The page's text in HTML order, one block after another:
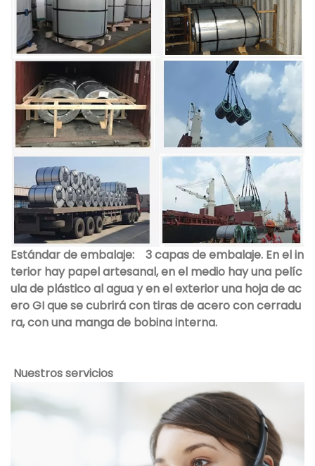
Estándar de embalaje:
3 capas de embalaje. En el in
terior hay papel artesanal, en el medio hay una pelíc
ula de plástico al agua y en el exterior una hoja de ac
ero GI que se cubrirá con tiras de acero con cerradu
ra, con una manga de bobina interna.
Nuestros servicios